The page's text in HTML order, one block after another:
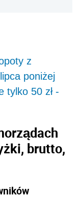
z
poniżej
tylko 50 zł -
brutto,